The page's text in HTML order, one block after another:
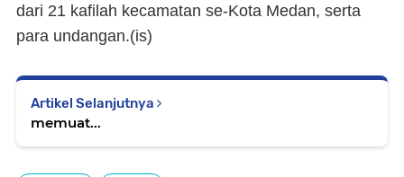
dari 21 kafilah kecamatan se-Kota Medan, serta
para undangan.(is)
Artikel Selanjutnya
memuat...